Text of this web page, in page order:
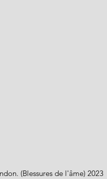
(Blessures de l'âme) 2023